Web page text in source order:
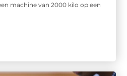
machine van 2000 kilo op een